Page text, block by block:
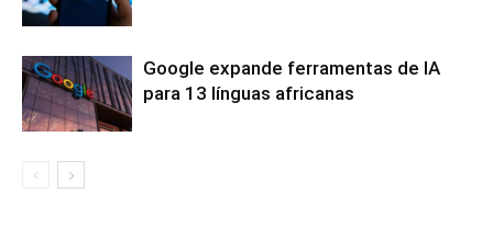
Google expande ferramentas de IA
para 13 línguas africanas